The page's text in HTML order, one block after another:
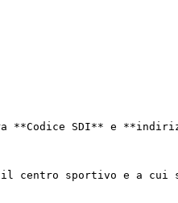
SDI** e
il centro sportivo e a